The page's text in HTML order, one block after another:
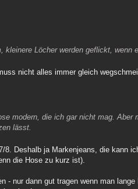
kleinere Löcher werden geflickt, wenn
nicht alles immer gleich
modern, die ich gar nicht mag.
lässt.
Deshalb ja Markenjeans, die kann
die Hose zu kurz ist).
- nur dann gut tragen wenn man